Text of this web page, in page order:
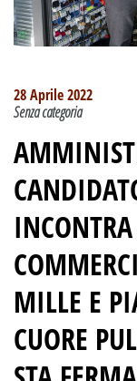
28 Aprile 2022
Senza categoria
MILLE E
CUORE